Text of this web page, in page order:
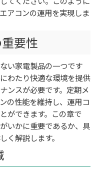
アコンの運用を実現しま
要性
い家電製品の一つです
わたり快適な環境を提供
ンスが必要です。定期メ
の性能を維持し、運用コ
ができます。この章で
いかに重要であるか、具
く解説します。